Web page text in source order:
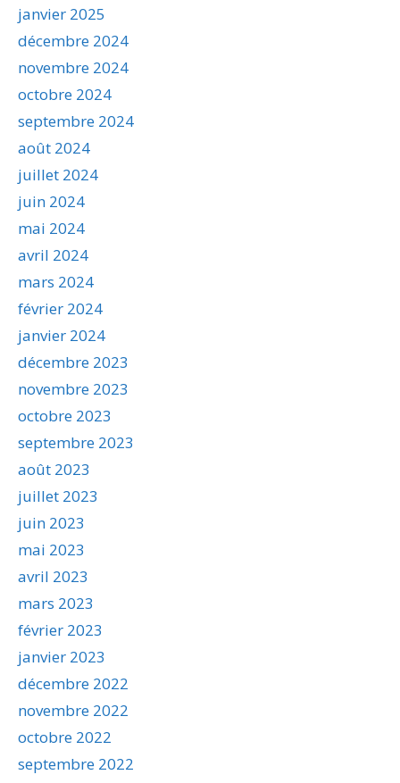
janvier 2025
décembre 2024
novembre 2024
octobre 2024
septembre 2024
août 2024
juillet 2024
juin 2024
mai 2024
avril 2024
mars 2024
février 2024
janvier 2024
décembre 2023
novembre 2023
octobre 2023
septembre 2023
août 2023
juillet 2023
juin 2023
mai 2023
avril 2023
mars 2023
février 2023
janvier 2023
décembre 2022
novembre 2022
octobre 2022
septembre 2022